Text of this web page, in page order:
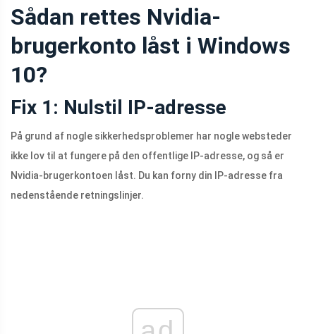
Sådan rettes Nvidia-
brugerkonto låst i Windows
10?
Fix 1: Nulstil IP-adresse
På grund af nogle sikkerhedsproblemer har nogle websteder
ikke lov til at fungere på den offentlige IP-adresse, og så er
Nvidia-brugerkontoen låst. Du kan forny din IP-adresse fra
nedenstående retningslinjer.